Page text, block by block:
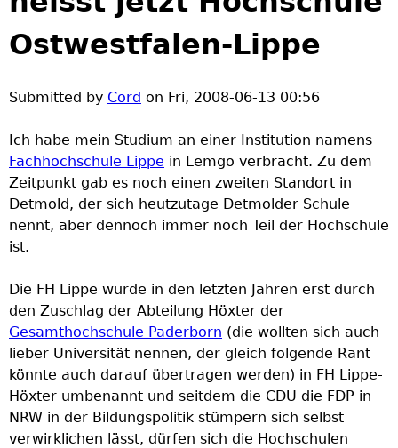
u
a
r
e
h
e
r
e
Ostwestfalen-Lippe
Submitted by Cord on Fri, 2008-06-13 00:56
Ich habe mein Studium an einer Institution namens
Fachhochschule Lippe in Lemgo verbracht. Zu dem
Zeitpunkt gab es noch einen zweiten Standort in
Detmold, der sich heutzutage Detmolder Schule
nennt, aber dennoch immer noch Teil der Hochschule
ist.
Die FH Lippe wurde in den letzten Jahren erst durch
den Zuschlag der Abteilung Höxter der
Gesamthochschule Paderborn (die wollten sich auch
lieber Universität nennen, der gleich folgende Rant
könnte auch darauf übertragen werden) in FH Lippe-
Höxter umbenannt und seitdem die CDU die FDP in
NRW in der Bildungspolitik stümpern sich selbst
verwirklichen lässt, dürfen sich die Hochschulen